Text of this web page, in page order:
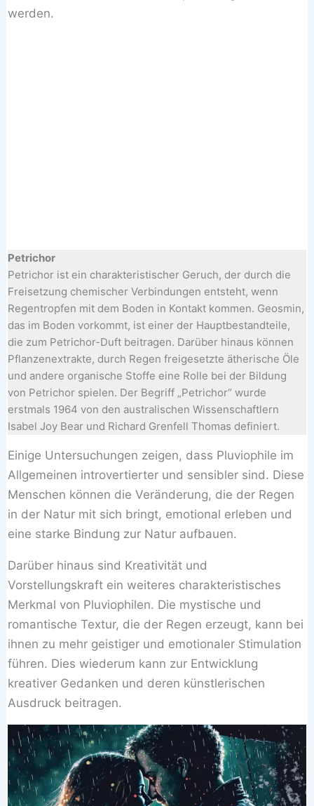
werden.
Petrichor
Petrichor ist ein charakteristischer Geruch, der durch die
Freisetzung chemischer Verbindungen entsteht, wenn
Regentropfen mit dem Boden in Kontakt kommen. Geosmin,
das im Boden vorkommt, ist einer der Hauptbestandteile,
die zum Petrichor-Duft beitragen. Darüber hinaus können
Pflanzenextrakte, durch Regen freigesetzte ätherische Öle
und andere organische Stoffe eine Rolle bei der Bildung
von Petrichor spielen. Der Begriff „Petrichor“ wurde
erstmals 1964 von den australischen Wissenschaftlern
Isabel Joy Bear und Richard Grenfell Thomas definiert.
Einige Untersuchungen zeigen, dass Pluviophile im
Allgemeinen introvertierter und sensibler sind. Diese
Menschen können die Veränderung, die der Regen
in der Natur mit sich bringt, emotional erleben und
eine starke Bindung zur Natur aufbauen.
Darüber hinaus sind Kreativität und
Vorstellungskraft ein weiteres charakteristisches
Merkmal von Pluviophilen. Die mystische und
romantische Textur, die der Regen erzeugt, kann bei
ihnen zu mehr geistiger und emotionaler Stimulation
führen. Dies wiederum kann zur Entwicklung
kreativer Gedanken und deren künstlerischen
Ausdruck beitragen.